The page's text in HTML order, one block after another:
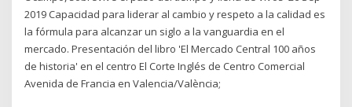
2019 Capacidad para liderar al cambio y respeto a la calidad es
la fórmula para alcanzar un siglo a la vanguardia en el
mercado. Presentación del libro 'El Mercado Central 100 años
de historia' en el centro El Corte Inglés de Centro Comercial
Avenida de Francia en Valencia/València;